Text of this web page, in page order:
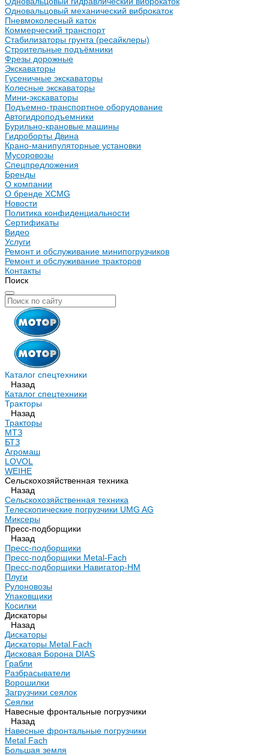
Одновальцовый механический виброкаток
Пневмоколесный каток
Коммерческий транспорт
Стабилизаторы грунта (ресайклеры)
Строительные подъёмники
Фрезы дорожные
Экскаваторы
Гусеничные экскаваторы
Колесные экскаваторы
Мини-экскаваторы
Подъемно-транспортное оборудование
Автогидроподъемники
Бурильно-крановые машины
Гидроборты Двина
Крано-манипуляторные установки
Мусоровозы
Спецпредложения
Бренды
О компании
О бренде XCMG
Новости
Политика конфиденциальности
Сертификаты
Видео
Услуги
Ремонт и обслуживание минипогрузчиков
Ремонт и обслуживание тракторов
Контакты
Поиск
Каталог спецтехники
Назад
Каталог спецтехники
Тракторы
Назад
Тракторы
МТЗ
БТЗ
Агромаш
LOVOL
WEIHE
Сельскохозяйственная техника
Назад
Сельскохозяйственная техника
Телескопические погрузчики UMG AG
Миксеры
Пресс-подборщики
Назад
Пресс-подборщики
Пресс-подборщики Metal-Fach
Пресс-подборщики Навигатор-НМ
Плуги
Рулоновозы
Упаковщики
Косилки
Дискаторы
Назад
Дискаторы
Дискаторы Metal Fach
Дисковая Борона DIAS
Грабли
Разбрасыватели
Ворошилки
Загрузчики сеялок
Сеялки
Навесные фронтальные погрузчики
Назад
Навесные фронтальные погрузчики
Metal Fach
Большая земля